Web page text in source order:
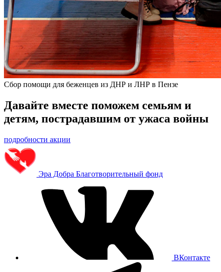
Сбор помощи для беженцев из ДНР и ЛНР в Пензе
Давайте вместе поможем семьям и
детям, пострадавшим от ужаса войны
подробности акции
Эра Добра Благотворительный фонд
ВКонтакте